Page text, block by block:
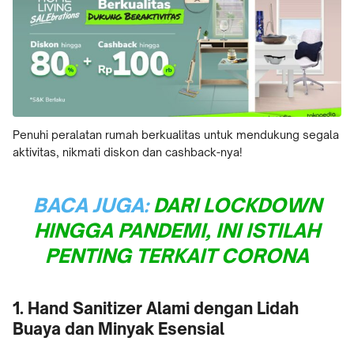
Penuhi peralatan rumah berkualitas untuk mendukung segala
aktivitas, nikmati diskon dan cashback-nya!
BACA JUGA:DARI LOCKDOWN
HINGGA PANDEMI, INI ISTILAH
PENTING TERKAIT CORONA
1. Hand Sanitizer Alami dengan Lidah
Buaya dan Minyak Esensial